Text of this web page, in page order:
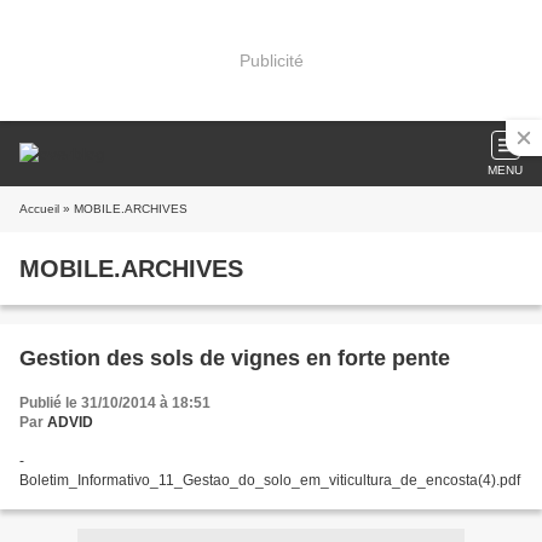
Publicité
MENU
Accueil » MOBILE.ARCHIVES
MOBILE.ARCHIVES
Gestion des sols de vignes en forte pente
Publié le 31/10/2014 à 18:51
Par ADVID
-
Boletim_Informativo_11_Gestao_do_solo_em_viticultura_de_encosta(4).pdf